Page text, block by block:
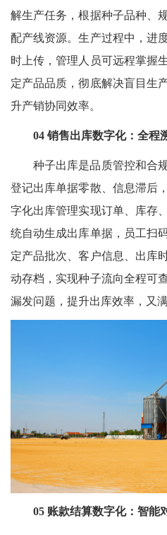
解生产任务，根据种子品种、
配产线资源。生产过程中，进
时上传，管理人员可远程掌握
定产品品质，彻底解决盲目生
升产销协同效率。
04 销售出库数字化：全程
种子出库是品质管控和合
登记出库单据零散、信息滞后
字化出库管理实现订单、库存
统自动生成出库单据，员工扫
定产品批次、客户信息、出库
动存档，实现种子流向全程可
漏发问题，提升出库效率，又
05 账款结算数字化：智能